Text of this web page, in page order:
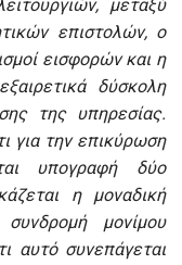
μεταξύ
επιστολών, ο
εισφορών και η
δύσκολη
της υπηρεσίας.
για την επικύρωση
υπογραφή δύο
η μοναδική
μονίμου
αυτό συνεπάγεται